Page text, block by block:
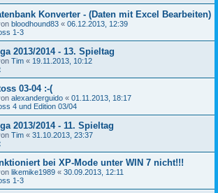
Konverter - (Daten mit Excel Bearbeiten)
bloodhound83 « 06.12.2013, 12:39
1-3
2013/2014 - 13. Spieltag
Tim « 19.11.2013, 10:12
03-04 :-(
alexanderguido « 01.11.2013, 18:17
4 und Edition 03/04
2013/2014 - 11. Spieltag
Tim « 31.10.2013, 23:37
bei XP-Mode unter WIN 7 nicht!!!
likemike1989 « 30.09.2013, 12:11
1-3